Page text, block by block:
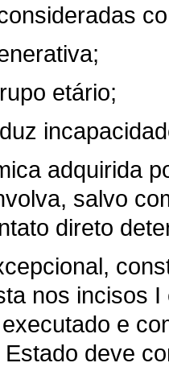
etário;
adquirida
salvo
direto
nos incisos
e
deve